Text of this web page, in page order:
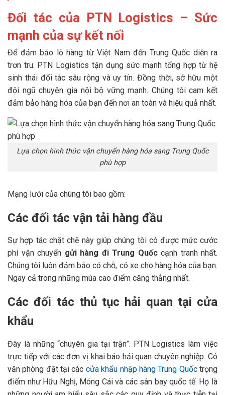
Đối tác của PTN Logistics – Sức
mạnh của sự kết nối
Để đảm bảo lô hàng từ Việt Nam đến Trung Quốc diễn ra
trơn tru. PTN Logistics tận dụng sức mạnh tổng hợp từ hệ
sinh thái đối tác sâu rộng và uy tín. Đồng thời, sở hữu một
đội ngũ chuyên gia nội bộ vững mạnh. Chúng tôi cam kết
đảm bảo hàng hóa của bạn đến nơi an toàn và hiệu quả nhất.
Lựa chọn hình thức vận chuyển hàng hóa sang Trung Quốc
phù hợp
Mạng lưới của chúng tôi bao gồm:
Các đối tác vận tải hàng đầu
Sự hợp tác chặt chẽ này giúp chúng tôi có được mức cước
phí vận chuyển gửi hàng đi Trung Quốccạnh tranh nhất.
Chúng tôi luôn đảm bảo có chỗ, có xe cho hàng hóa của bạn.
Ngay cả trong những mùa cao điểm căng thẳng nhất.
Các đối tác thủ tục hải quan tại cửa
khẩu
Đây là những “chuyên gia tại trận”. PTN Logistics làm việc
trực tiếp với các đơn vị khai báo hải quan chuyên nghiệp. Có
văn phòng đặt tại các cửa khẩu nhập hàng Trung Quốctrọng
điểm như Hữu Nghị, Móng Cái và các sân bay quốc tế. Họ là